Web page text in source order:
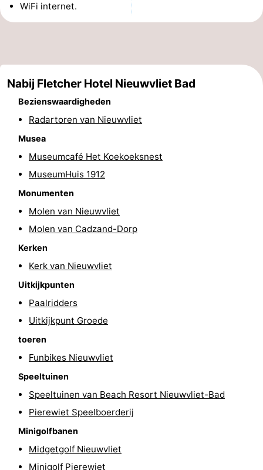
Zwinhoeve
Last
Zien
&
doen
Bezienswaardigheden
Musea
Monumenten
Molens
Uitkijkpunten
Attracties
Speeltuinen
Binnenspeeltuinen
Bowlen
Minigolfbanen
Wellness
centra
Dorpen
Steden
Natuur
Sporten
WiFi internet.
Nabij Fletcher Hotel Nieuwvliet Bad
Bezienswaardigheden
Radartoren van Nieuwvliet
Musea
Museumcafé Het Koekoeksnest
MuseumHuis 1912
Monumenten
Molen van Nieuwvliet
Molen van Cadzand-Dorp
Kerken
Kerk van Nieuwvliet
Uitkijkpunten
Paalridders
Uitkijkpunt Groede
toeren
Funbikes Nieuwvliet
Speeltuinen
Speeltuinen van Beach Resort Nieuwvliet-Bad
Pierewiet Speelboerderij
Minigolfbanen
Midgetgolf Nieuwvliet
Minigolf Pierewiet